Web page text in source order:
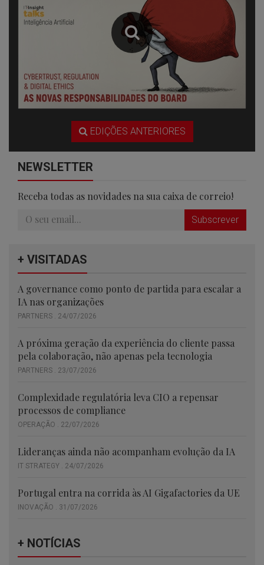
EDIÇÕES ANTERIORES
NEWSLETTER
Receba todas as novidades na sua caixa de correio!
Subscrever
+ VISITADAS
A governance como ponto de partida para escalar a
IA nas organizações
PARTNERS . 24/07/2026
A próxima geração da experiência do cliente passa
pela colaboração, não apenas pela tecnologia
PARTNERS . 23/07/2026
Complexidade regulatória leva CIO a repensar
processos de compliance
OPERAÇÃO . 22/07/2026
Lideranças ainda não acompanham evolução da IA
IT STRATEGY . 24/07/2026
Portugal entra na corrida às AI Gigafactories da UE
INOVAÇÃO . 31/07/2026
+ NOTÍCIAS